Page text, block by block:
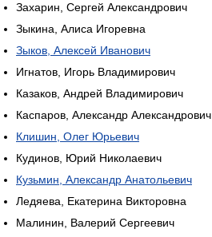
Захарин, Сергей Александрович
Зыкина, Алиса Игоревна
Зыков, Алексей Иванович
Игнатов, Игорь Владимирович
Казаков, Андрей Владимирович
Каспаров, Александр Александрович
Клишин, Олег Юрьевич
Кудинов, Юрий Николаевич
Кузьмин, Александр Анатольевич
Ледяева, Екатерина Викторовна
Малинин, Валерий Сергеевич